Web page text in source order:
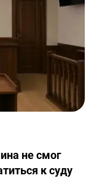
не смог
к суду